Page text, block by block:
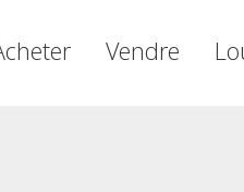
Vendre